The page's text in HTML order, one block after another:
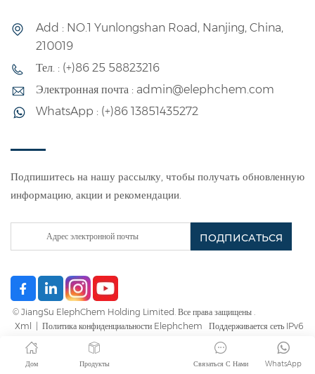
полимерную эмульсию,
полученную методом
эмульсионной
полимеризации из
этиленацетата и
качестве основных
также других
веществ. Сополимер
этилена и винилацетата
важным продуктом
сополимеризации
этилена, обычно
обозначаемым как
EVA.Продукты с
водостойкость, хорошая
термическая
стабильность делают
текстильной
Add : NO.1 Yunlongshan Road, Nanjing, China,
210019
Тел. : (+)86 25 58823216
Электронная почта : admin@elephchem.com
WhatsApp : (+)86 13851435272
Подпишитесь на нашу рассылку, чтобы получать обновленную
информацию, акции и рекомендации.
© JiangSu ElephChem Holding Limited. Все права защищены .
Xml | Политика конфиденциальности Elephchem Поддерживается сеть IPv6
Дом Продукты WhatsApp
Связаться С Нами